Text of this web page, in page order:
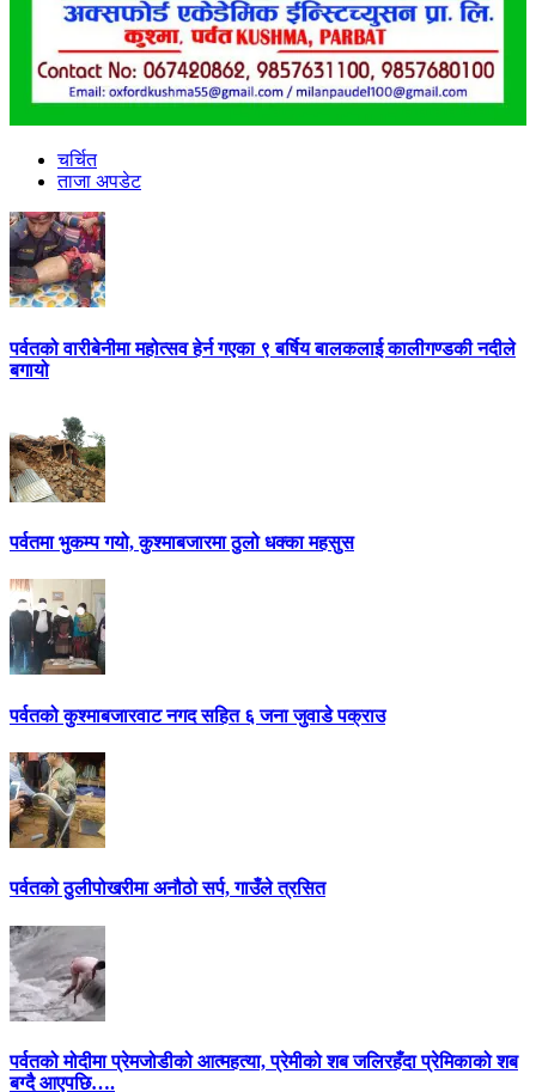
चर्चित
ताजा अपडेट
पर्वतको वारीबेनीमा महोत्सव हेर्न गएका ९ बर्षिय बालकलाई कालीगण्डकी नदीले
बगायो
पर्वतमा भुकम्प गयो, कुश्माबजारमा ठुलो धक्का महसुस
पर्वतको कुश्माबजारवाट नगद सहित ६ जना जुवाडे पक्राउ
पर्वतको ठुलीपोखरीमा अनौठो सर्प, गाउँले त्रसित
पर्वतको मोदीमा प्रेमजोडीको आत्महत्या, प्रेमीको शब जलिरहँदा प्रेमिकाको शब
बग्दै आएपछि….